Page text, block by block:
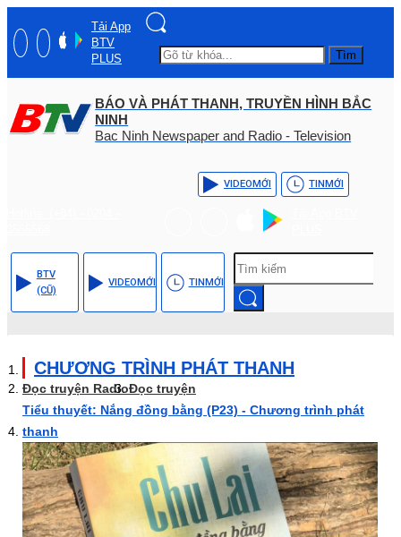
Tải App
BTV
PLUS
Tìm
BÁO VÀ PHÁT THANH, TRUYỀN HÌNH BẮC
NINH
Bac Ninh Newspaper and Radio - Television
VIDEOMỚI TINMỚI
BTV
(CŨ)
VIDEOMỚI TINMỚI
CHƯƠNG TRÌNH PHÁT THANH
Đọc truyện RadioĐọc truyện
Tiểu thuyết: Nắng đồng bằng (P23) - Chương trình phát
thanh